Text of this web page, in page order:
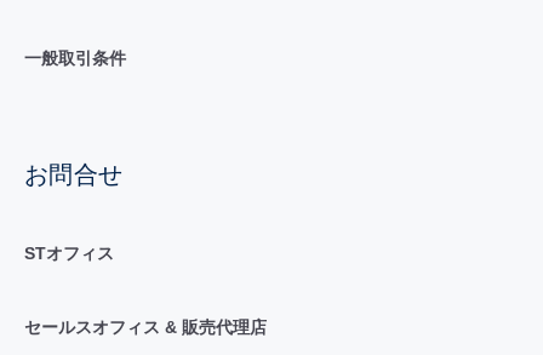
一般取引条件
お問合せ
STオフィス
セールスオフィス & 販売代理店